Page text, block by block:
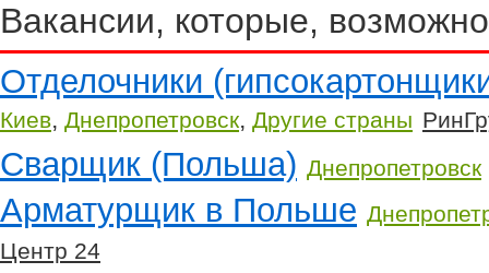
Вакансии, которые,
Отделочники
Киев, Днепропетровск, Другие страны
Сварщик (Польша) Днепропетровск
Арматурщик в Польше
Центр 24